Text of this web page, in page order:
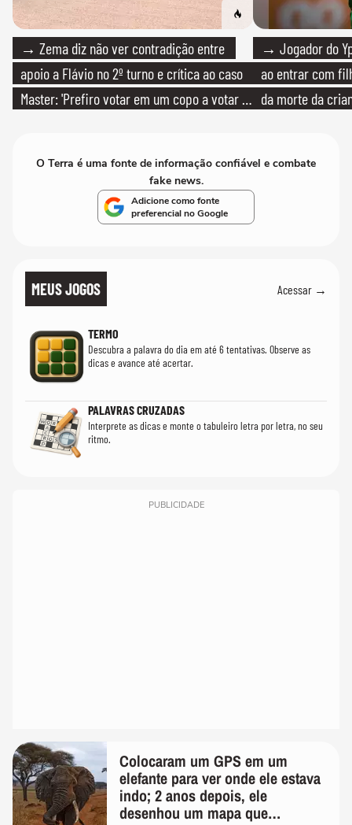
→ Zema diz não ver contradição entre
apoio a Flávio no 2º turno e crítica ao caso
Master: 'Prefiro votar em um copo a votar no
→ Jogador do
ao entrar com
da morte da
O Terra é uma fonte de informação confiável e combate
fake news.
Adicione como fonte
preferencial no Google
MEUS JOGOS Acessar →
TERMO
Descubra a palavra do dia em até 6 tentativas. Observe as
dicas e avance até acertar.
PALAVRAS CRUZADAS
Interprete as dicas e monte o tabuleiro letra por letra, no seu
ritmo.
PUBLICIDADE
Colocaram um GPS em um
elefante para ver onde ele estava
indo; 2 anos depois, ele
desenhou um mapa que